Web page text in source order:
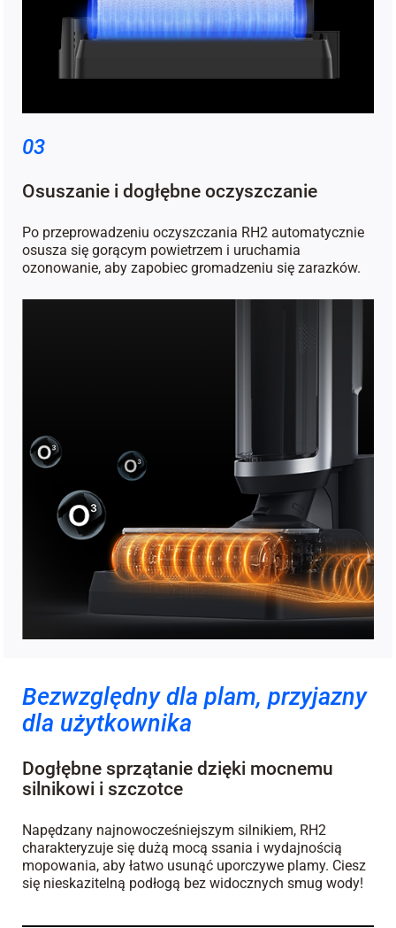
03
Osuszanie i dogłębne oczyszczanie
Po przeprowadzeniu oczyszczania RH2 automatycznie
osusza się gorącym powietrzem i uruchamia
ozonowanie, aby zapobiec gromadzeniu się zarazków.
Bezwzględny dla plam, przyjazny
dla użytkownika
Dogłębne sprzątanie dzięki mocnemu
silnikowi i szczotce
Napędzany najnowocześniejszym silnikiem, RH2
charakteryzuje się dużą mocą ssania i wydajnością
mopowania, aby łatwo usunąć uporczywe plamy. Ciesz
się nieskazitelną podłogą bez widocznych smug wody!